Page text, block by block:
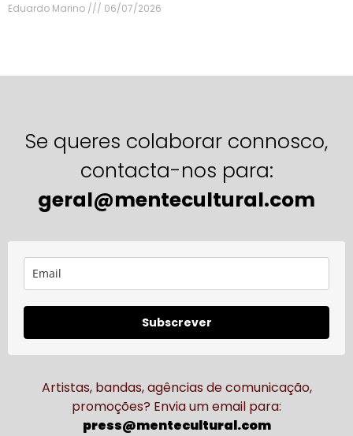
Eduardo Marino 06/07/2026
Se queres colaborar connosco,
contacta-nos para:
geral@mentecultural.com
Subscrever
Artistas, bandas, agências de comunicação,
promoções? Envia um email para:
press@mentecultural.com